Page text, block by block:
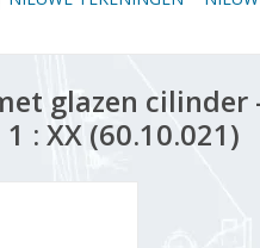
glazen cilinder
: XX (60.10.021)